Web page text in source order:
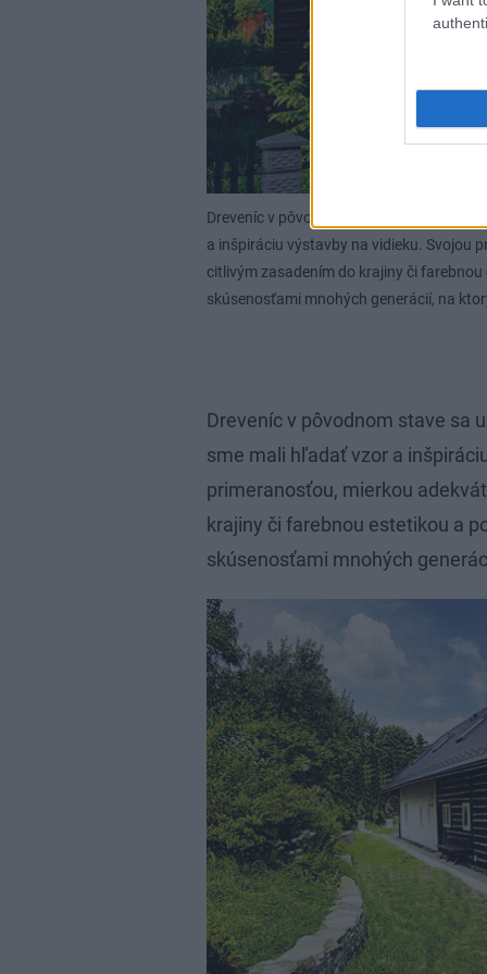
Dreveníc v pôvodnom stave sa už veľa
a inšpiráciu výstavby na vidieku. Svojou
citlivým zasadením do krajiny či
skúsenosťami mnohých generácií, na
Dreveníc v pôvodnom stave sa
sme mali hľadať vzor a
primeranosťou, mierkou
krajiny či farebnou estetikou a
skúsenosťami mnohých